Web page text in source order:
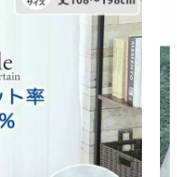
ワークデスク ウィルトンラ